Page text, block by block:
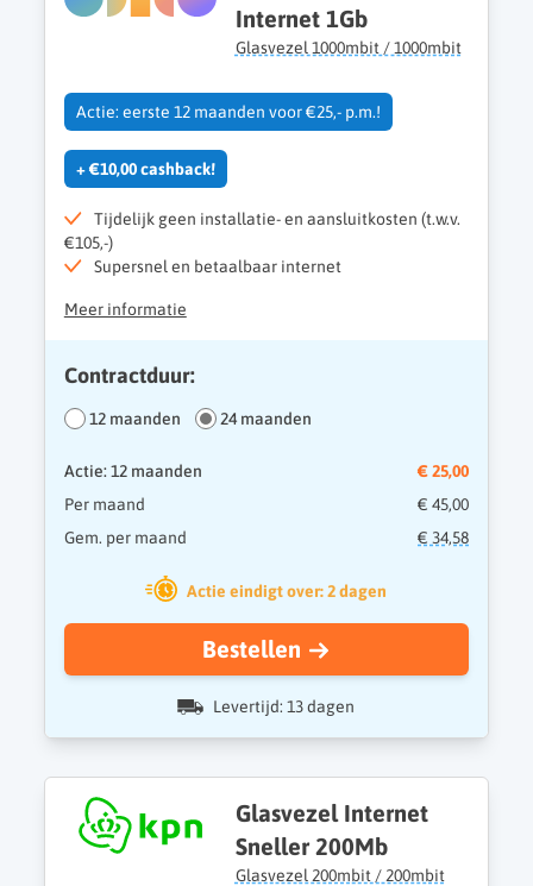
Internet 1Gb
Glasvezel 1000mbit / 1000mbit
Actie: eerste 12 maanden voor €25,- p.m.!
+ €10,00 cashback!
Tijdelijk geen installatie- en aansluitkosten (t.w.v.
€105,-)
Supersnel en betaalbaar internet
Meer informatie
Contractduur:
12 maanden 24 maanden
Actie: 12 maanden
€ 25,00
Per maand
€ 45,00
Gem. per maand
€ 34,58
Actie eindigt over: 2 dagen
Bestellen
Levertijd: 13 dagen
Glasvezel Internet
Sneller 200Mb
Glasvezel 200mbit / 200mbit